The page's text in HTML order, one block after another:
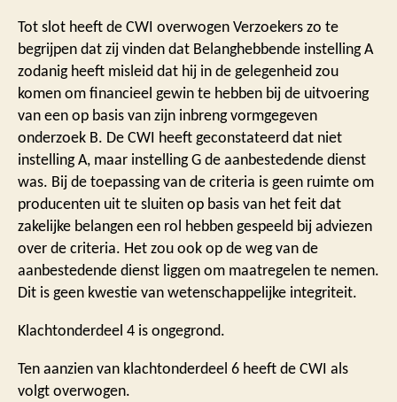
Tot slot heeft de CWI overwogen Verzoekers zo te
begrijpen dat zij vinden dat Belanghebbende instelling A
zodanig heeft misleid dat hij in de gelegenheid zou
komen om financieel gewin te hebben bij de uitvoering
van een op basis van zijn inbreng vormgegeven
onderzoek B. De CWI heeft geconstateerd dat niet
instelling A, maar instelling G de aanbestedende dienst
was. Bij de toepassing van de criteria is geen ruimte om
producenten uit te sluiten op basis van het feit dat
zakelijke belangen een rol hebben gespeeld bij adviezen
over de criteria. Het zou ook op de weg van de
aanbestedende dienst liggen om maatregelen te nemen.
Dit is geen kwestie van wetenschappelijke integriteit.
Klachtonderdeel 4 is ongegrond.
Ten aanzien van klachtonderdeel 6 heeft de CWI als
volgt overwogen.